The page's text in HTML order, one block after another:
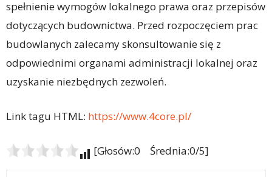
spełnienie wymogów lokalnego prawa oraz przepisów
dotyczących budownictwa. Przed rozpoczęciem prac
budowlanych zalecamy skonsultowanie się z
odpowiednimi organami administracji lokalnej oraz
uzyskanie niezbędnych zezwoleń.
Link tagu HTML: https://www.4core.pl/
[Głosów:0 Średnia:0/5]